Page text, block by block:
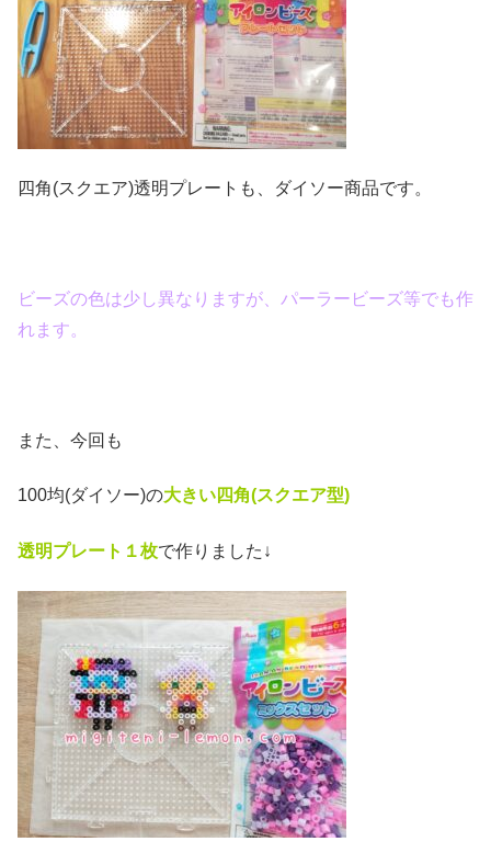
四角(スクエア)透明プレートも、ダイソー商品です。
ビーズの色は少し異なりますが、パーラービーズ等でも作
れます。
また、今回も
100均(ダイソー)の大きい四角(スクエア型)
透明プレート１枚で作りました↓